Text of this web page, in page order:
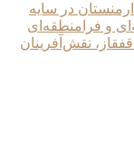
در سایه
و فرامنطقه‌ای
قفقاز، نقش‌آفرینان